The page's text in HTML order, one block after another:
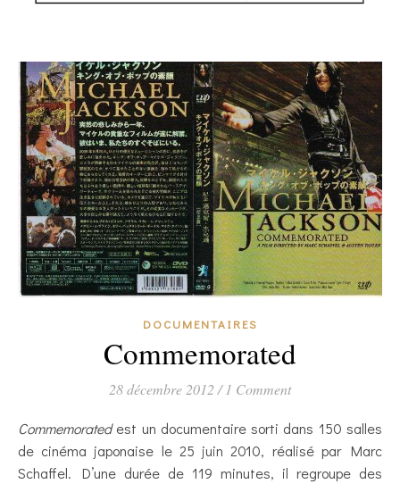
DOCUMENTAIRES
Commemorated
28 décembre 2012 / 1 Comment
Commemoratedest un documentaire sorti dans 150 salles
de cinéma japonaise le 25 juin 2010, réalisé par Marc
Schaffel. D’une durée de 119 minutes, il regroupe des